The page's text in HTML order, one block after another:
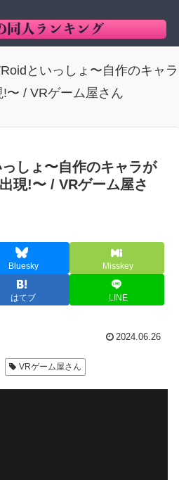
といっしょ〜自作のキャラ
〜 / VRゲーム屋さん
っしょ〜自作のキャラが
現!〜 / VRゲーム屋さ
Bluesky Misskey
はてブ LINE
2024.06.26
VRゲーム屋さん